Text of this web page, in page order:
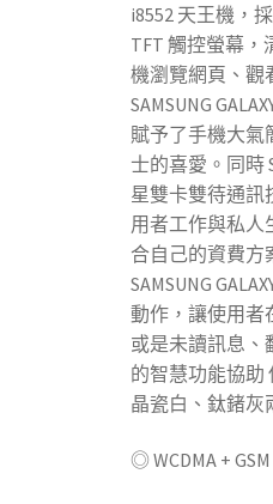
i8552 天王機，
TFT 觸控螢幕
機瀏覽網頁、觀
SAMSUNG
賦予了手機大氣
士的喜愛。同時
星雙卡雙待通訊
用者工作與私人
合自己的資費方
SAMSUNG
動作，讓使用者
或是未讀訊息、
的智慧功能協助
晶瓷白、鈦鍺灰
◎ WCDMA +